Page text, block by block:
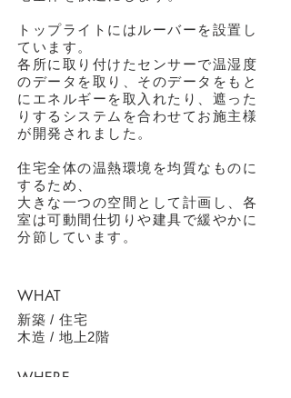
トップライトにはルーバーを設置し
ています。
各所に取り付けたセンサーで温湿度
のデータを取り、そのデータをもと
にエネルギーを取入れたり、遮った
りするシステムを合わせてお施主様
が開発されました。
​住宅全体の温熱環境を均質なものに
するため、
大きな一つの空間として計画し、各
室は可動間仕切りや建具で緩やかに
分節しています。
WHAT
新築 / 住宅
​木造 / 地上2階
WHERE